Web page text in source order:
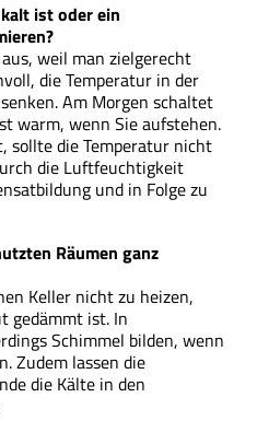
ist oder ein
weil man zielgerecht
die Temperatur in der
Am Morgen schaltet
warm, wenn Sie aufstehen.
sollte die Temperatur nicht
die Luftfeuchtigkeit
und in Folge zu
Räumen ganz
Keller nicht zu heizen,
gedämmt ist. In
Schimmel bilden, wenn
Zudem lassen die
die Kälte in den